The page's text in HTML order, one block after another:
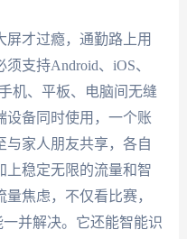
才过瘾，通勤路上用
支持Android、iOS、
机、平板、电脑间无缝
设备同时使用，一个账
与家人朋友共享，各自
上稳定无限的流量和智
焦虑，不仅看比赛，
并解决。它还能智能识